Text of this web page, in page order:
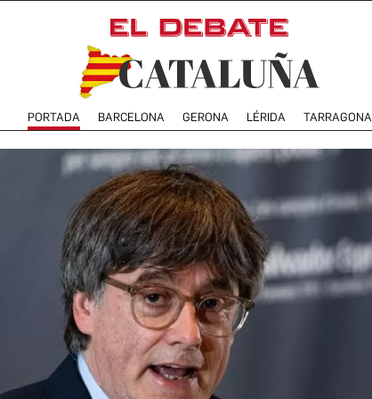
PORTADA BARCELONA GERONA LÉRIDA TARRAGONA